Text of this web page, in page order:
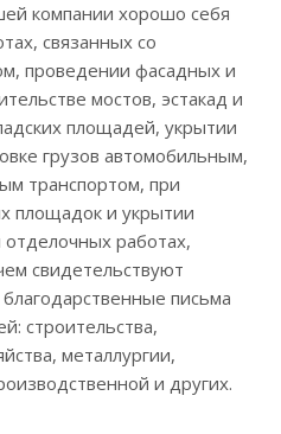
компании хорошо себя
связанных со
проведении фасадных и
мостов, эстакад и
площадей, укрытии
грузов автомобильным,
транспортом, при
площадок и укрытии
работах,
свидетельствуют
письма
строительства,
металлургии,
и других.